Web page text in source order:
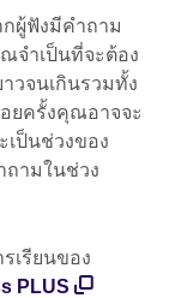
กผู้ฟังมีคำถาม
จำเป็นที่จะต้อง
วจนเกินรวมทั้ง
ยครั้งคุณอาจจะ
เป็นช่วงของ
ามในช่วง
เรียนของ
PLUS